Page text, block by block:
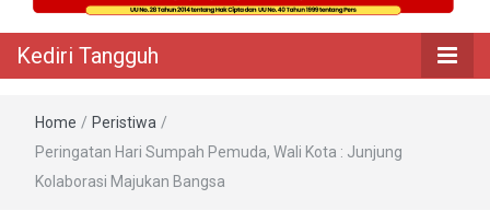
Kediri Tangguh
Home / Peristiwa /
Peringatan Hari Sumpah Pemuda, Wali Kota : Junjung
Kolaborasi Majukan Bangsa